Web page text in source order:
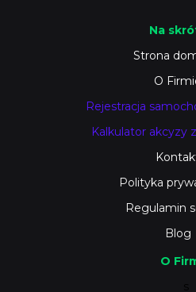
O
Na
Strona
O
Rejestracja
Kalkulator akcyzy
Polityka
Regulamin
Blog